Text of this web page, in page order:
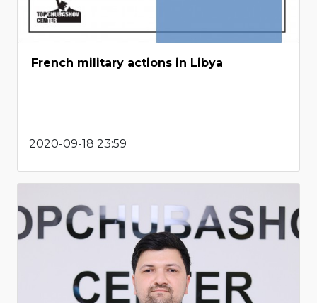
French military actions in Libya
2020-09-18 23:59